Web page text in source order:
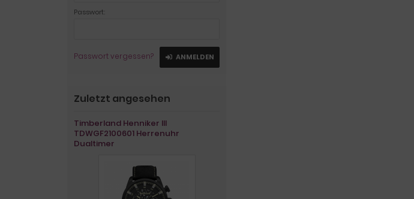
Passwort:
Passwort vergessen? ANMELDEN
Zuletzt angesehen
Timberland Henniker III
TDWGF2100601 Herrenuhr
Dualtimer